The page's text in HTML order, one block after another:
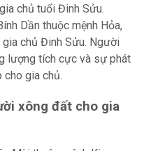
chủ tuổi Đinh Sửu.
Dần thuộc mệnh Hỏa,
chủ Đinh Sửu. Người
lượng tích cực và sự phát
gia chủ.
xông đất cho gia